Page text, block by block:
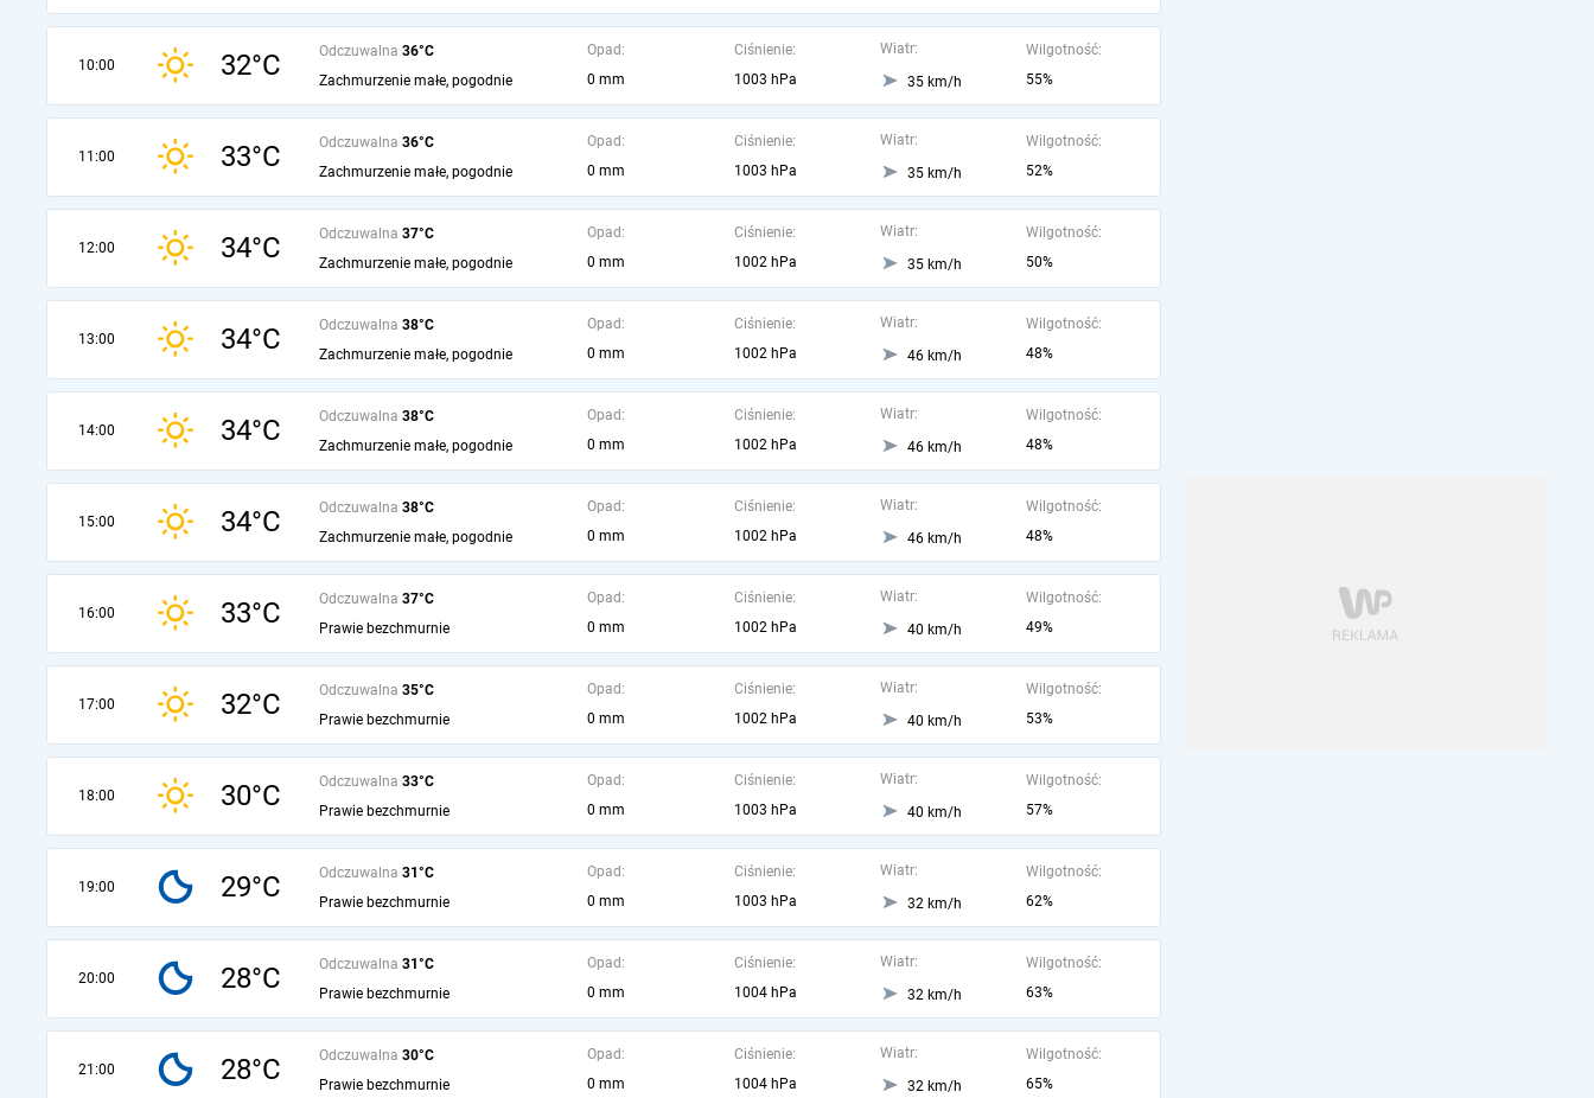
10:00 32°C Odczuwalna 36°C
Zachmurzenie małe, pogodnie
Opad:
0 mm
Ciśnienie:
1003 hPa
Wiatr:
35 km/h
Wilgotność:
55%
11:00 33°C Odczuwalna 36°C
Zachmurzenie małe, pogodnie
Opad:
0 mm
Ciśnienie:
1003 hPa
Wiatr:
35 km/h
Wilgotność:
52%
12:00 34°C Odczuwalna 37°C
Zachmurzenie małe, pogodnie
Opad:
0 mm
Ciśnienie:
1002 hPa
Wiatr:
35 km/h
Wilgotność:
50%
13:00 34°C Odczuwalna 38°C
Zachmurzenie małe, pogodnie
Opad:
0 mm
Ciśnienie:
1002 hPa
Wiatr:
46 km/h
Wilgotność:
48%
14:00 34°C Odczuwalna 38°C
Zachmurzenie małe, pogodnie
Opad:
0 mm
Ciśnienie:
1002 hPa
Wiatr:
46 km/h
Wilgotność:
48%
15:00 34°C Odczuwalna 38°C
Zachmurzenie małe, pogodnie
Opad:
0 mm
Ciśnienie:
1002 hPa
Wiatr:
46 km/h
Wilgotność:
48%
16:00 33°C Odczuwalna 37°C
Prawie bezchmurnie
Opad:
0 mm
Ciśnienie:
1002 hPa
Wiatr:
40 km/h
Wilgotność:
49%
17:00 32°C Odczuwalna 35°C
Prawie bezchmurnie
Opad:
0 mm
Ciśnienie:
1002 hPa
Wiatr:
40 km/h
Wilgotność:
53%
18:00 30°C Odczuwalna 33°C
Prawie bezchmurnie
Opad:
0 mm
Ciśnienie:
1003 hPa
Wiatr:
40 km/h
Wilgotność:
57%
19:00 29°C Odczuwalna 31°C
Prawie bezchmurnie
Opad:
0 mm
Ciśnienie:
1003 hPa
Wiatr:
32 km/h
Wilgotność:
62%
20:00 28°C Odczuwalna 31°C
Prawie bezchmurnie
Opad:
0 mm
Ciśnienie:
1004 hPa
Wiatr:
32 km/h
Wilgotność:
63%
21:00 28°C Odczuwalna 30°C
Prawie bezchmurnie
Opad:
0 mm
Ciśnienie:
1004 hPa
Wiatr:
32 km/h
Wilgotność:
65%